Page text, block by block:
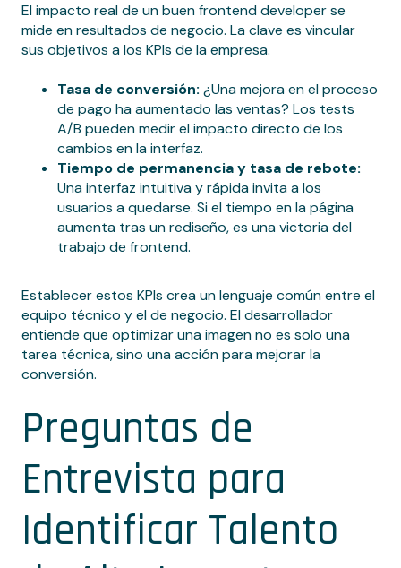
El impacto real de un buen frontend developer se
mide en resultados de negocio. La clave es vincular
sus objetivos a los KPIs de la empresa.
Tasa de conversión: ¿Una mejora en el proceso
de pago ha aumentado las ventas? Los tests
A/B pueden medir el impacto directo de los
cambios en la interfaz.
Tiempo de permanencia y tasa de rebote:
Una interfaz intuitiva y rápida invita a los
usuarios a quedarse. Si el tiempo en la página
aumenta tras un rediseño, es una victoria del
trabajo de frontend.
Establecer estos KPIs crea un lenguaje común entre el
equipo técnico y el de negocio. El desarrollador
entiende que optimizar una imagen no es solo una
tarea técnica, sino una acción para mejorar la
conversión.
Preguntas de
Entrevista para
Identificar Talento